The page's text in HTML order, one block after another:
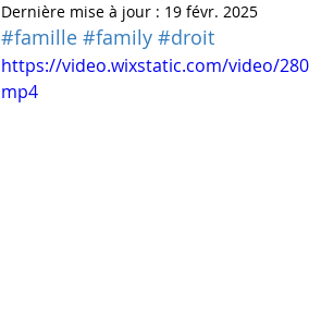
Dernière mise à jour : 19 févr. 2025
#famille #family #droit
https://video.wixstatic.com/video/
mp4